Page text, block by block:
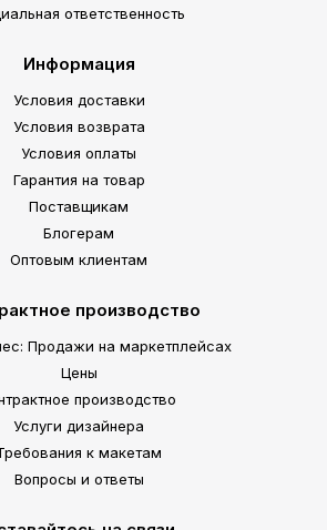
ответственность
Информация
Условия доставки
Условия возврата
Условия оплаты
Гарантия на товар
Поставщикам
Блогерам
Оптовым клиентам
производство
Продажи на маркетплейсах
Цены
производство
Услуги дизайнера
к макетам
Вопросы и ответы